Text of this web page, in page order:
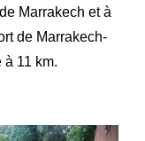
Marrakech et à
de Marrakech-
à 11 km.